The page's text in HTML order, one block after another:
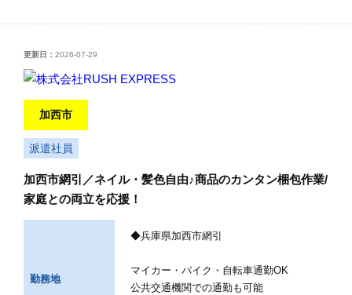
更新日： 2026-07-29
加西市
派遣社員
加西市網引／ネイル・髪色自由♪商品のカンタン梱包作業/
家庭との両立を応援！
勤務地
◆兵庫県加西市網引
マイカー・バイク・自転車通勤OK
公共交通機関での通勤も可能